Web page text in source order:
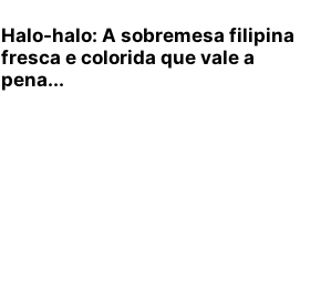
Halo-halo: A sobremesa filipina
fresca e colorida que vale a
pena...